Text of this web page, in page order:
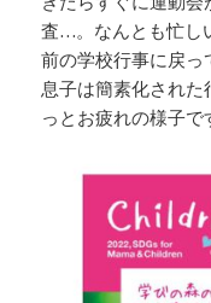
査…。なんとも忙し
前の学校行事に戻っ
息子は簡素化された
っとお疲れの様子で